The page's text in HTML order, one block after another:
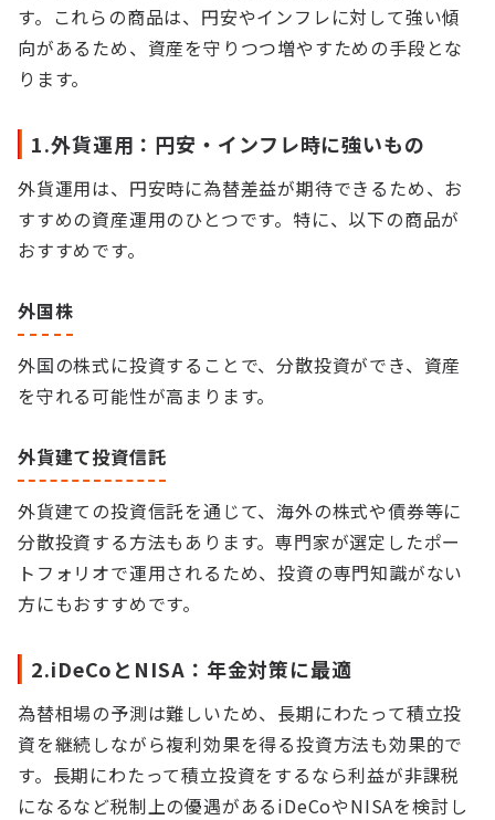
す。これらの商品は、円安やインフレに対して強い傾
向があるため、資産を守りつつ増やすための手段とな
ります。
1.外貨運用：円安・インフレ時に強いもの
外貨運用は、円安時に為替差益が期待できるため、お
すすめの資産運用のひとつです。特に、以下の商品が
おすすめです。
外国株
外国の株式に投資することで、分散投資ができ、資産
を守れる可能性が高まります。
外貨建て投資信託
外貨建ての投資信託を通じて、海外の株式や債券等に
分散投資する方法もあります。専門家が選定したポー
トフォリオで運用されるため、投資の専門知識がない
方にもおすすめです。
2.iDeCoとNISA：年金対策に最適
為替相場の予測は難しいため、長期にわたって積立投
資を継続しながら複利効果を得る投資方法も効果的で
す。長期にわたって積立投資をするなら利益が非課税
になるなど税制上の優遇があるiDeCoやNISAを検討し